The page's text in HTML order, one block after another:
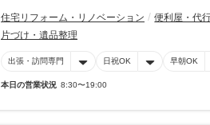
住宅リフォーム・リノベーション 便利屋・代
片づけ・遺品整理
出張・訪問専門 日祝OK 早朝OK
本日の営業状況 8:30〜19:00